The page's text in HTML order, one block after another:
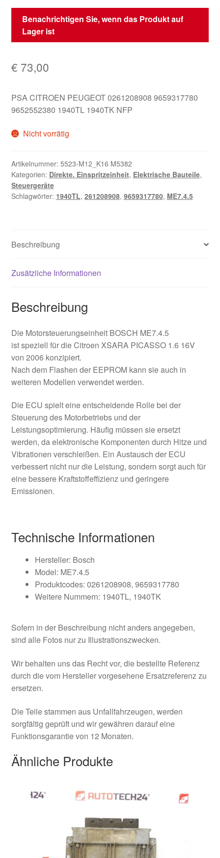
Benachrichtigen Sie, wenn das Produkt auf
Lager ist
€ 73,00
PSA CITROEN PEUGEOT 0261208908 9659317780
9652552380 1940TL 1940TK NFP
Nicht vorrätig
Artikelnummer: 5523-M12_K16 M5382
Kategorien: Direkte. Einspritzeinheit, Elektrische Bauteile,
Steuergeräte
Schlagwörter: 1940TL, 261208908, 9659317780, ME7.4.5
Beschreibung
Zusätzliche Informationen
Beschreibung
Die Motorsteuerungseinheit BOSCH ME7.4.5
ist speziell für die Citroen XSARA PICASSO 1.6 16V
von 2006 konzipiert.
Nach dem Flashen der EEPROM kann sie auch in
weiteren Modellen verwendet werden.
Die ECU spielt eine entscheidende Rolle bei der
Steuerung des Motorbetriebs und der
Leistungsoptimierung. Häufig müssen sie ersetzt
werden, da elektronische Komponenten durch Hitze und
Vibrationen verschleißen. Ein Austausch der ECU
verbessert nicht nur die Leistung, sondern sorgt auch für
eine bessere Kraftstoffeffizienz und geringere
Emissionen.
Technische Informationen
Hersteller: Bosch
Model: ME7.4.5
Produktcodes: 0261208908, 9659317780
Weitere Nummern: 1940TL, 1940TK
Sofern in der Beschreibung nicht anders angegeben,
sind alle Fotos nur zu Illustrationszwecken.
Wir behalten uns das Recht vor, die bestellte Referenz
durch die vom Hersteller vorgesehene Ersatzreferenz zu
ersetzen.
Die Teile stammen aus Unfallfahrzeugen, werden
sorgfältig geprüft und wir gewähren darauf eine
Funktionsgarantie von 12 Monaten.
Ähnliche Produkte